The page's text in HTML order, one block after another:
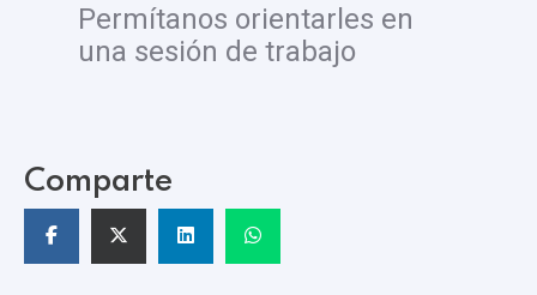
Permítanos orientarles en
una sesión de trabajo
Comparte